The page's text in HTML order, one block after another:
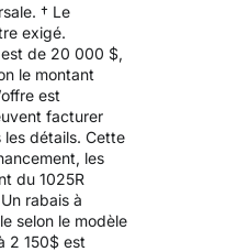
† Le
exigé.
de 20 000 $,
le montant
est
facturer
les détails. Cette
les
du 1025R
rabais à
selon le modèle
2 150$ est